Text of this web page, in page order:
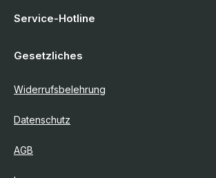
Service-Hotline
Gesetzliches
Widerrufsbelehrung
Datenschutz
AGB